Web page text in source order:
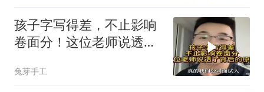
孩子字写得差，不止影响
卷面分！这位老师说透了
兔芽手工